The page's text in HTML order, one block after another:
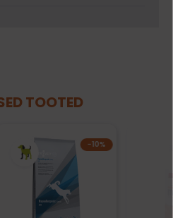
TOOTED
−10%